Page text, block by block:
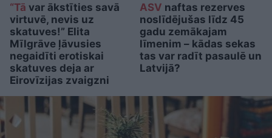
“Tā var ākstīties savā
virtuvē, nevis uz
skatuves!” Elita
Mīlgrāve ļāvusies
negaidīti erotiskai
skatuves deja ar
Eirovīzijas zvaigzni
ASV naftas rezerves
noslīdējušas līdz 45
gadu zemākajam
līmenim – kādas sekas
tas var radīt pasaulē un
Latvijā?